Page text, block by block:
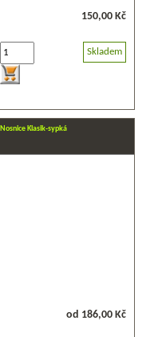
150,00 Kč
Skladem
Nosnice Klasik-sypká
od 186,00 Kč